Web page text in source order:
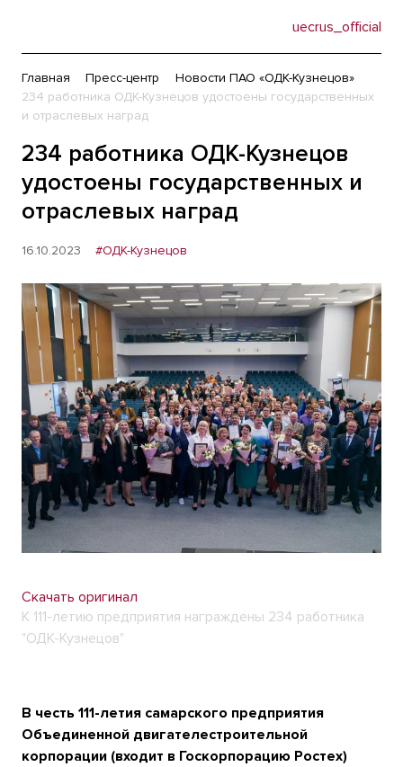
uecrus_official
Главная Пресс-центр
Новости ПАО «ОДК-Кузнецов»
234 работника ОДК-Кузнецов удостоены государственных
и отраслевых наград
234 работника ОДК-Кузнецов
удостоены государственных и
отраслевых наград
16.10.2023 #ОДК-Кузнецов
Скачать оригинал
К 111-летию предприятия награждены 234 работника
"ОДК-Кузнецов"
В честь 111-летия самарского предприятия
Объединенной двигателестроительной
корпорации (входит в Госкорпорацию Ростех)